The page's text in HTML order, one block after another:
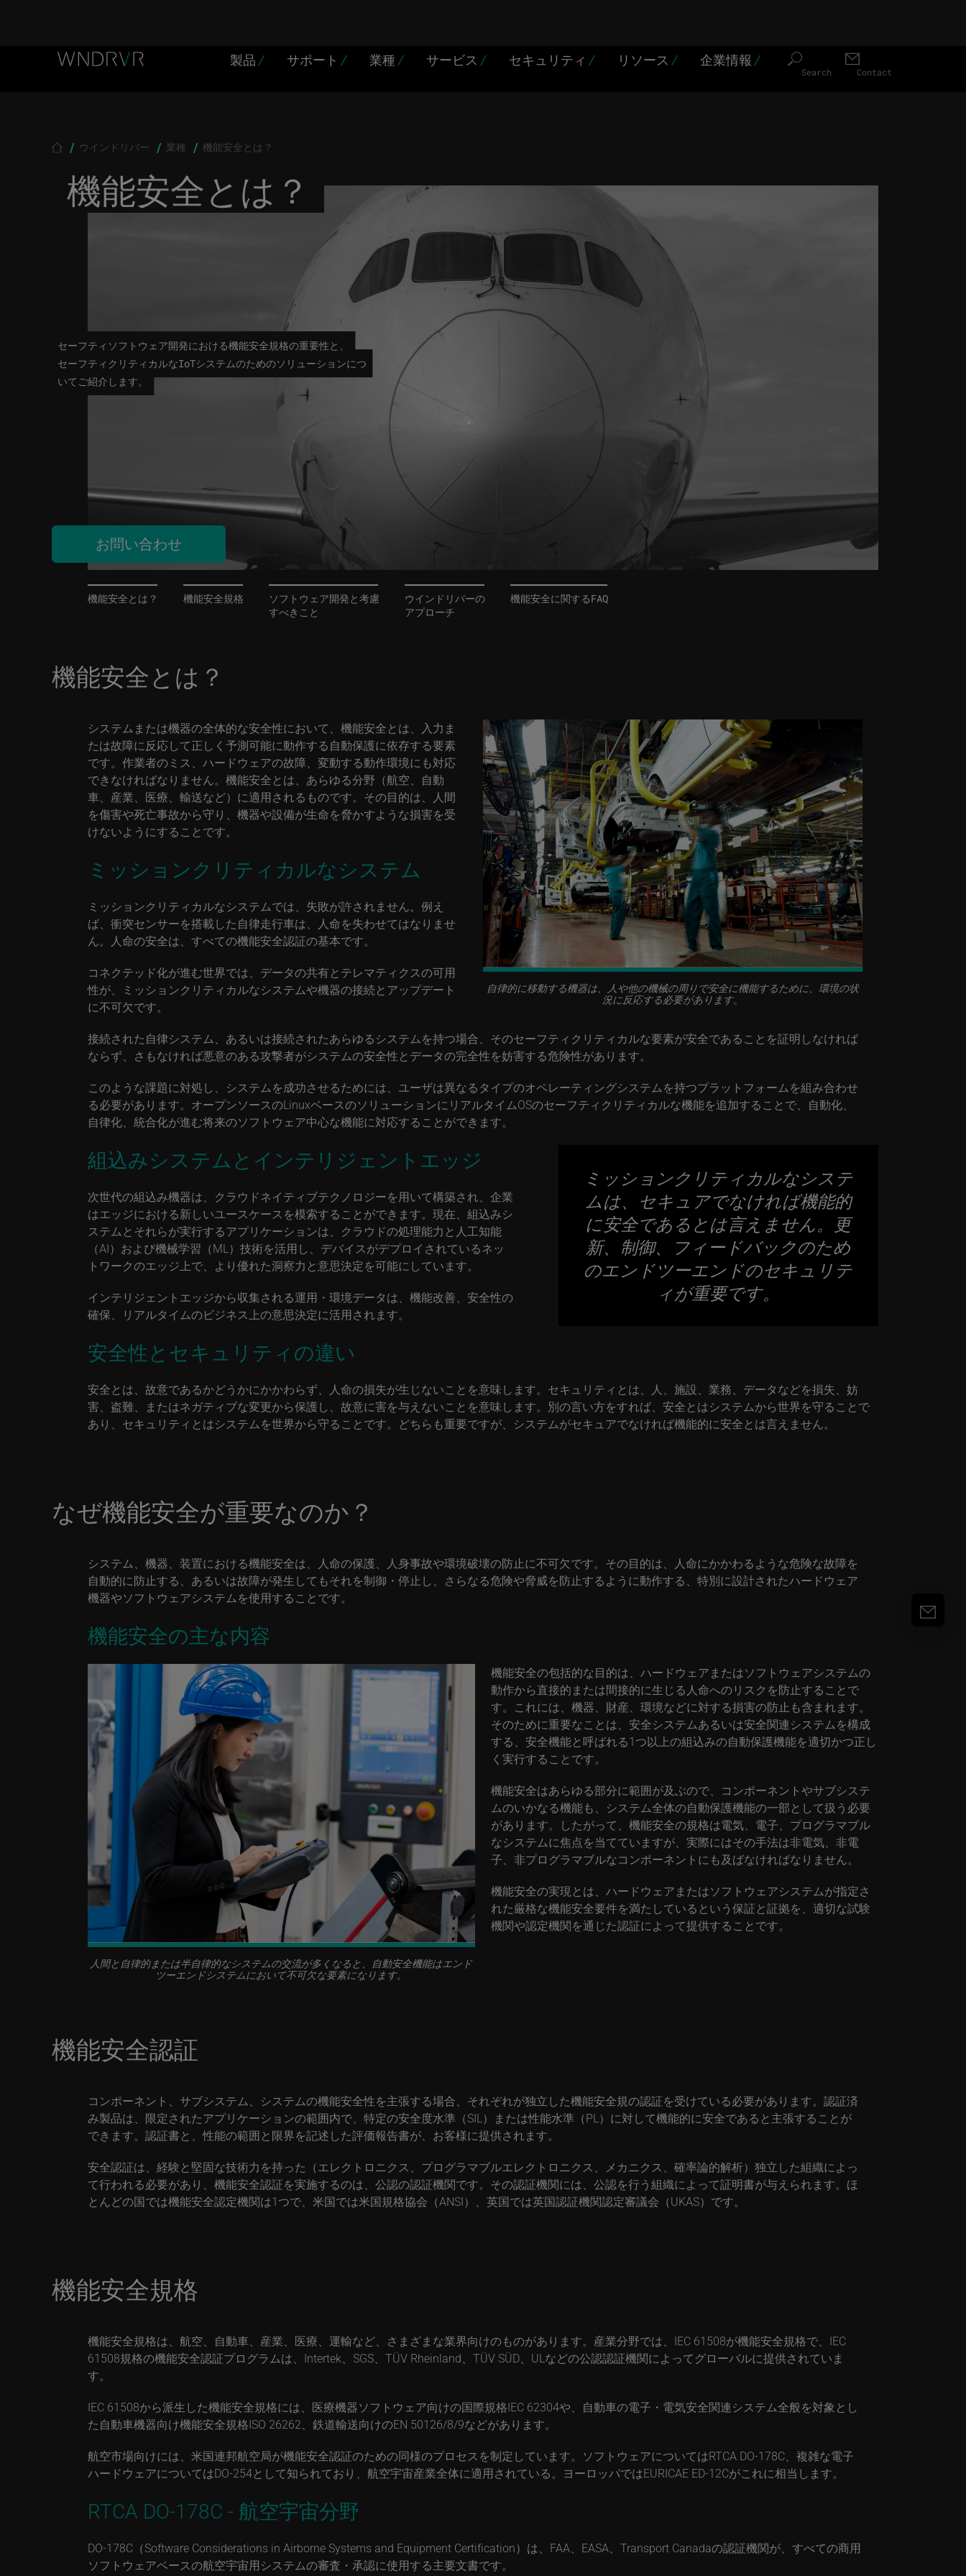
Skip to main content
Header Menu JP 製品 / サポート / 業種 / サービス / セキュリティ / リソース / 企業情報 /
Search Contact
Breadcrumb
ウインドリバー 業種 機能安全とは？
機能安全とは？
セーフティソフトウェア開発における機能安全規格の重要性と、
セーフティクリティカルなIoTシステムのためのソリューションにつ
いてご紹介します。
お問い合わせ
機能安全とは？ 機能安全規格
ソフトウェア開発と考慮
すべきこと
ウインドリバーの
アプローチ
機能安全に関するFAQ
機能安全とは？
システムまたは機器の全体的な安全性において、機能安全とは、入力ま
たは故障に反応して正しく予測可能に動作する自動保護に依存する要素
です。作業者のミス、ハードウェアの故障、変動する動作環境にも対応
できなければなりません。機能安全とは、あらゆる分野（航空、自動
車、産業、医療、輸送など）に適用されるものです。その目的は、人間
を傷害や死亡事故から守り、機器や設備が生命を脅かすような損害を受
けないようにすることです。
ミッションクリティカルなシステム
ミッションクリティカルなシステムでは、失敗が許されません。例え
ば、衝突センサーを搭載した自律走行車は、人命を失わせてはなりませ
ん。人命の安全は、すべての機能安全認証の基本です。
コネクテッド化が進む世界では、データの共有とテレマティクスの可用
性が、ミッションクリティカルなシステムや機器の接続とアップデート
に不可欠です。
自律的に移動する機器は、人や他の機械の周りで安全に機能するために、環境の状
況に反応する必要があります。
接続された自律システム、あるいは接続されたあらゆるシステムを持つ場合、そのセーフティクリティカルな要素が安全であることを証明しなければ
ならず、さもなければ悪意のある攻撃者がシステムの安全性とデータの完全性を妨害する危険性があります。
このような課題に対処し、システムを成功させるためには、ユーザは異なるタイプのオペレーティングシステムを持つプラットフォームを組み合わせ
る必要があります。オープンソースのLinuxベースのソリューションにリアルタイムOSのセーフティクリティカルな機能を追加することで、自動化、
自律化、統合化が進む将来のソフトウェア中心な機能に対応することができます。
組込みシステムとインテリジェントエッジ
次世代の組込み機器は、クラウドネイティブテクノロジーを用いて構築され、企業
はエッジにおける新しいユースケースを模索することができます。現在、組込みシ
ステムとそれらが実行するアプリケーションは、クラウドの処理能力と人工知能
（AI）および機械学習（ML）技術を活用し、デバイスがデプロイされているネッ
トワークのエッジ上で、より優れた洞察力と意思決定を可能にしています。
インテリジェントエッジから収集される運用・環境データは、機能改善、安全性の
確保、リアルタイムのビジネス上の意思決定に活用されます。
ミッションクリティカルなシステ
ムは、セキュアでなければ機能的
に安全であるとは言えません。更
新、制御、フィードバックのため
のエンドツーエンドのセキュリテ
ィが重要です。
安全性とセキュリティの違い
安全とは、故意であるかどうかにかかわらず、人命の損失が生じないことを意味します。セキュリティとは、人、施設、業務、データなどを損失、妨
害、盗難、またはネガティブな変更から保護し、故意に害を与えないことを意味します。別の言い方をすれば、安全とはシステムから世界を守ることで
あり、セキュリティとはシステムを世界から守ることです。どちらも重要ですが、システムがセキュアでなければ機能的に安全とは言えません。
なぜ機能安全が重要なのか？
システム、機器、装置における機能安全は、人命の保護、人身事故や環境破壊の防止に不可欠です。その目的は、人命にかかわるような危険な故障を
自動的に防止する、あるいは故障が発生してもそれを制御・停止し、さらなる危険や脅威を防止するように動作する、特別に設計されたハードウェア
機器やソフトウェアシステムを使用することです。
機能安全の主な内容
人間と自律的または半自律的なシステムの交流が多くなると、自動安全機能はエンド
ツーエンドシステムにおいて不可欠な要素になります。
機能安全の包括的な目的は、ハードウェアまたはソフトウェアシステムの
動作から直接的または間接的に生じる人命へのリスクを防止することで
す。これには、機器、財産、環境などに対する損害の防止も含まれます。
そのために重要なことは、安全システムあるいは安全関連システムを構成
する、安全機能と呼ばれる1つ以上の組込みの自動保護機能を適切かつ正し
く実行することです。
機能安全はあらゆる部分に範囲が及ぶので、コンポーネントやサブシステ
ムのいかなる機能も、システム全体の自動保護機能の一部として扱う必要
があります。したがって、機能安全の規格は電気、電子、プログラマブル
なシステムに焦点を当てていますが、実際にはその手法は非電気、非電
子、非プログラマブルなコンポーネントにも及ばなければなりません。
機能安全の実現とは、ハードウェアまたはソフトウェアシステムが指定さ
れた厳格な機能安全要件を満たしているという保証と証拠を、適切な試験
機関や認定機関を通じた認証によって提供することです。
機能安全認証
コンポーネント、サブシステム、システムの機能安全性を主張する場合、それぞれが独立した機能安全規の認証を受けている必要があります。認証済
み製品は、限定されたアプリケーションの範囲内で、特定の安全度水準（SIL）または性能水準（PL）に対して機能的に安全であると主張することが
できます。認証書と、性能の範囲と限界を記述した評価報告書が、お客様に提供されます。
安全認証は、経験と堅固な技術力を持った（エレクトロニクス、プログラマブルエレクトロニクス、メカニクス、確率論的解析）独立した組織によっ
て行われる必要があり、機能安全認証を実施するのは、公認の認証機関です。その認証機関には、公認を行う組織によって証明書が与えられます。ほ
とんどの国では機能安全認定機関は1つで、米国では米国規格協会（ANSI）、英国では英国認証機関認定審議会（UKAS）です。
機能安全規格
機能安全規格は、航空、自動車、産業、医療、運輸など、さまざまな業界向けのものがあります。産業分野では、IEC 61508が機能安全規格で、IEC
61508規格の機能安全認証プログラムは、Intertek、SGS、TÜV Rheinland、TÜV SÜD、ULなどの公認認証機関によってグローバルに提供されていま
す。
IEC 61508から派生した機能安全規格には、医療機器ソフトウェア向けの国際規格IEC 62304や、自動車の電子・電気安全関連システム全般を対象とし
た自動車機器向け機能安全規格ISO 26262、鉄道輸送向けのEN 50126/8/9などがあります。
航空市場向けには、米国連邦航空局が機能安全認証のための同様のプロセスを制定しています。ソフトウェアについてはRTCA DO-178C、複雑な電子
ハードウェアについてはDO-254として知られており、航空宇宙産業全体に適用されている。ヨーロッパではEURICAE ED-12Cがこれに相当します。
RTCA DO-178C - 航空宇宙分野
DO-178C（Software Considerations in Airborne Systems and Equipment Certification）は、FAA、EASA、Transport Canadaの認証機関が、すべての商用
ソフトウェアベースの航空宇宙用システムの審査・承認に使用する主要文書です。